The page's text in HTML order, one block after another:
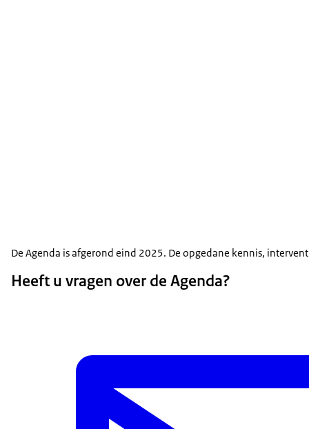
De Agenda is afgerond eind 2025. De opgedane kennis,
Heeft u vragen over de Agenda?